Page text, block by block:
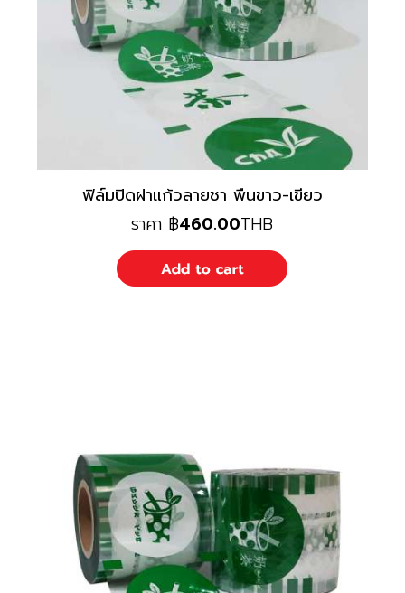
ฟิล์มปิดฝาแก้วลายชา พืนขาว-เขียว
ราคา ฿460.00THB